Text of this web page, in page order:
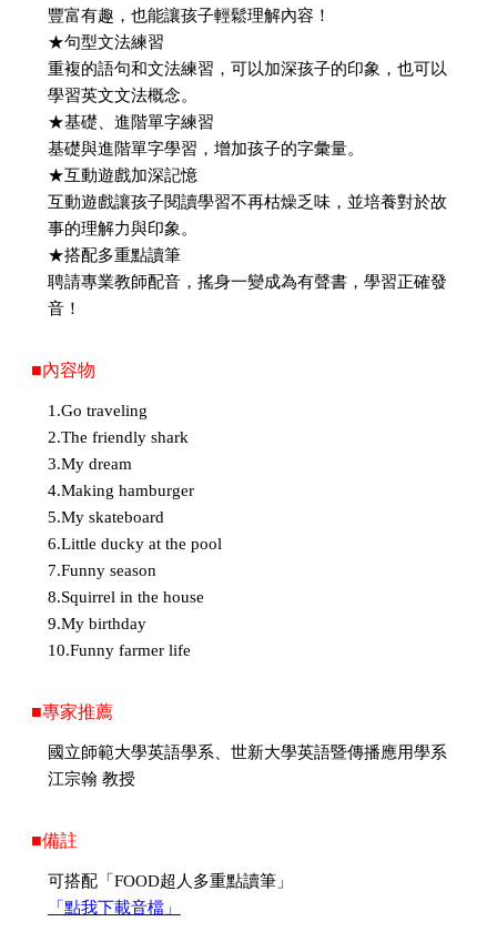
豐富有趣，也能讓孩子輕鬆理解內容！
★句型文法練習
重複的語句和文法練習，可以加深孩子的印象，也可以
學習英文文法概念。
★基礎、進階單字練習
基礎與進階單字學習，增加孩子的字彙量。
★互動遊戲加深記憶
互動遊戲讓孩子閱讀學習不再枯燥乏味，並培養對於故
事的理解力與印象。
★搭配多重點讀筆
聘請專業教師配音，搖身一變成為有聲書，學習正確發
音！
■內容物
1.Go traveling
2.The friendly shark
3.My dream
4.Making hamburger
5.My skateboard
6.Little ducky at the pool
7.Funny season
8.Squirrel in the house
9.My birthday
10.Funny farmer life
■專家推薦
國立師範大學英語學系、世新大學英語暨傳播應用學系
江宗翰 教授
■備註
可搭配「FOOD超人多重點讀筆」
「點我下載音檔」